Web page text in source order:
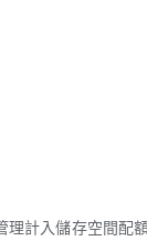
計入儲存空間配